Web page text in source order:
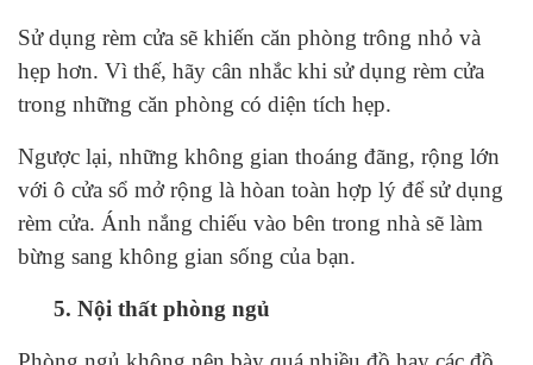
Sử dụng rèm cửa sẽ khiến căn phòng trông nhỏ và
hẹp hơn. Vì thế, hãy cân nhắc khi sử dụng rèm cửa
trong những căn phòng có diện tích hẹp.
Ngược lại, những không gian thoáng đãng, rộng lớn
với ô cửa sổ mở rộng là hòan toàn hợp lý để sử dụng
rèm cửa. Ánh nắng chiếu vào bên trong nhà sẽ làm
bừng sang không gian sống của bạn.
5. Nội thất phòng ngủ